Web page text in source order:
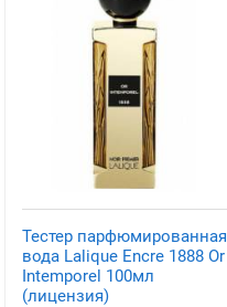
Тестер парфюмированная
вода Lalique Encre 1888 Or
Intemporel 100мл
(лицензия)